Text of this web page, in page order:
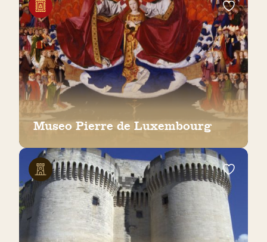
Museo Pierre de Luxembourg